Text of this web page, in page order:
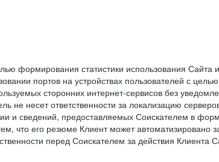
формирования статистики использования
портов на устройствах пользователей с
сторонних интернет-сервисов без
не несет ответственности за локализацию
и сведений, предоставляемых Соискателем в
что его резюме Клиент может
перед Соискателем за действия